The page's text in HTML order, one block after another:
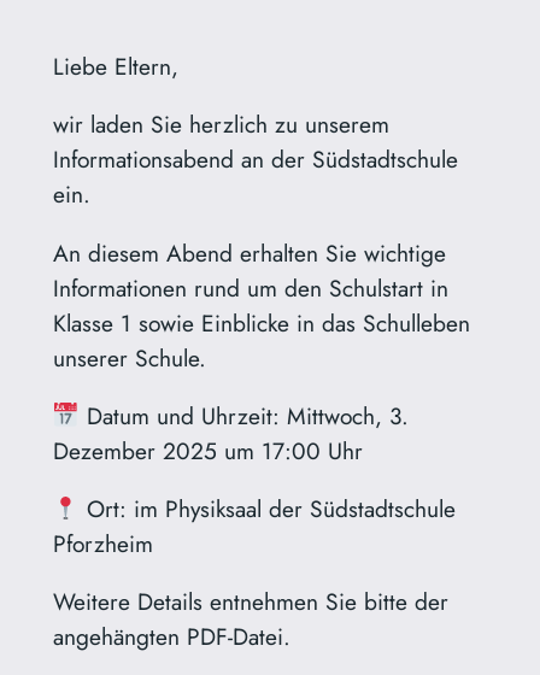
Liebe Eltern,
wir laden Sie herzlich zu unserem
Informationsabend an der Südstadtschule
ein.
An diesem Abend erhalten Sie wichtige
Informationen rund um den Schulstart in
Klasse 1 sowie Einblicke in das Schulleben
unserer Schule.
Datum und Uhrzeit: Mittwoch, 3.
Dezember 2025 um 17:00 Uhr
Ort: im Physiksaal der Südstadtschule
Pforzheim
Weitere Details entnehmen Sie bitte der
angehängten PDF-Datei.